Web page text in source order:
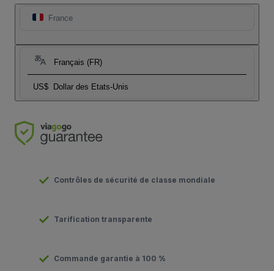
France
Français (FR)
US$ Dollar des Etats-Unis
Contrôles de sécurité de classe mondiale
Tarification transparente
Commande garantie à 100 %